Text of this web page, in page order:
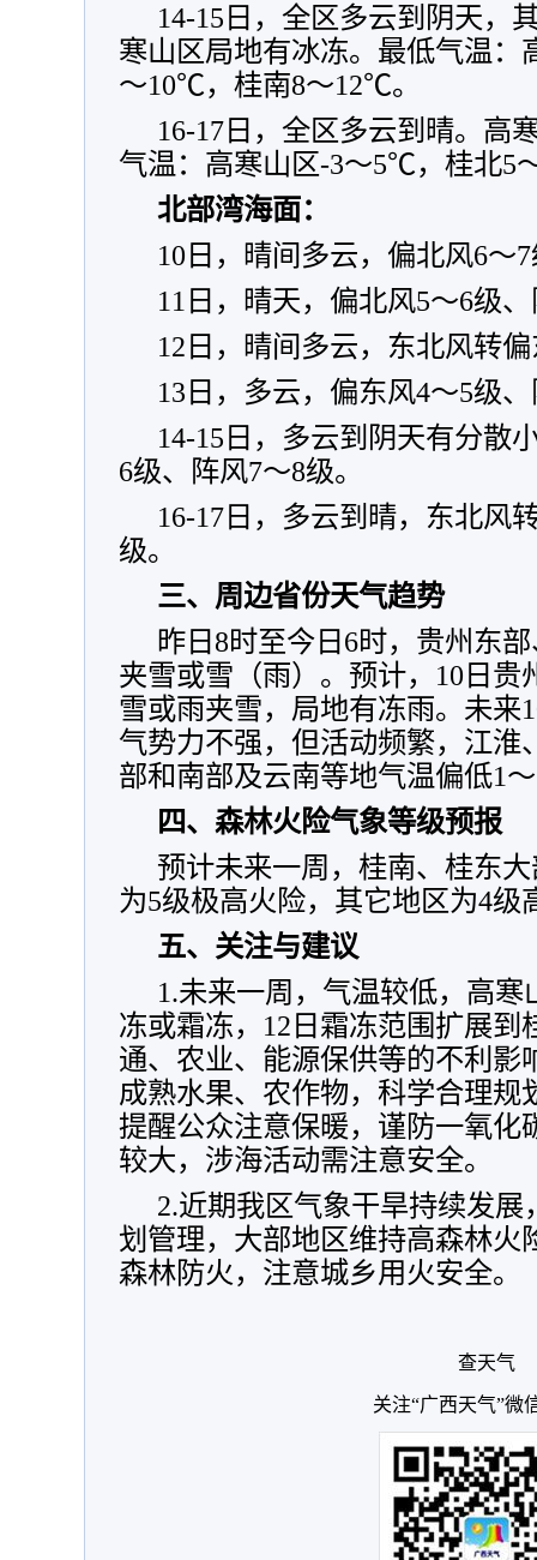
14-15日，全区多云到阴天，
寒山区局地有冰冻。最低气温
～10℃，桂南8～12℃。
16-17日，全区多云到晴。高
气温：高寒山区-3～5℃，桂北
北部湾海面：
10日，晴间多云，偏北风6～
11日，晴天，偏北风5～6级
12日，晴间多云，东北风转
13日，多云，偏东风4～5级
14-15日，多云到阴天有分散
6级、阵风7～8级。
16-17日，多云到晴，东北风
级。
三、周边省份天气趋势
昨日8时至今日6时，贵州东
夹雪或雪（雨）。预计，10日贵
雪或雨夹雪，局地有冻雨。未来
气势力不强，但活动频繁，江淮
部和南部及云南等地气温偏低1
四、森林火险气象等级预报
预计未来一周，桂南、桂东
为5级极高火险，其它地区为4级
五、关注与建议
1.未来一周，气温较低，高
冻或霜冻，12日霜冻范围扩展到
通、农业、能源保供等的不利影
成熟水果、农作物，科学合理规
提醒公众注意保暖，谨防一氧化
较大，涉海活动需注意安全。
2.近期我区气象干旱持续发
划管理，大部地区维持高森林火
森林防火，注意城乡用火安全。
查天气
关注“广西天气”微